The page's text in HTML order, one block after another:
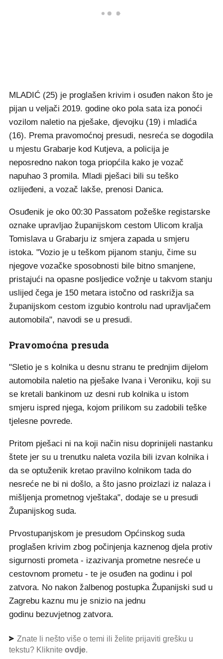
MLADIĆ (25) je proglašen krivim i osuđen nakon što je
pijan u veljači 2019. godine oko pola sata iza ponoći
vozilom naletio na pješake, djevojku (19) i mladića
(16). Prema pravomoćnoj presudi, nesreća se dogodila
u mjestu Grabarje kod Kutjeva, a policija je
neposredno nakon toga priopćila kako je vozač
napuhao 3 promila. Mladi pješaci bili su teško
ozlijeđeni, a vozač lakše, prenosi Danica.
Osuđenik je oko 00:30 Passatom požeške registarske
oznake upravljao županijskom cestom Ulicom kralja
Tomislava u Grabarju iz smjera zapada u smjeru
istoka. "Vozio je u teškom pijanom stanju, čime su
njegove vozačke sposobnosti bile bitno smanjene,
pristajući na opasne posljedice vožnje u takvom stanju
uslijed čega je 150 metara istočno od raskrižja sa
županijskom cestom izgubio kontrolu nad upravljačem
automobila", navodi se u presudi.
Pravomoćna presuda
"Sletio je s kolnika u desnu stranu te prednjim dijelom
automobila naletio na pješake Ivana i Veroniku, koji su
se kretali bankinom uz desni rub kolnika u istom
smjeru ispred njega, kojom prilikom su zadobili teške
tjelesne povrede.
Pritom pješaci ni na koji način nisu doprinijeli nastanku
štete jer su u trenutku naleta vozila bili izvan kolnika i
da se optuženik kretao pravilno kolnikom tada do
nesreće ne bi ni došlo, a što jasno proizlazi iz nalaza i
mišljenja prometnog vještaka", dodaje se u presudi
Županijskog suda.
Prvostupanjskom je presudom Općinskog suda
proglašen krivim zbog počinjenja kaznenog djela protiv
sigurnosti prometa - izazivanja prometne nesreće u
cestovnom prometu - te je osuđen na godinu i pol
zatvora. No nakon žalbenog postupka Županijski sud u
Zagrebu kaznu mu je snizio na jednu
godinu bezuvjetnog zatvora.
Znate li nešto više o temi ili želite prijaviti grešku u
tekstu? Kliknite ovdje.